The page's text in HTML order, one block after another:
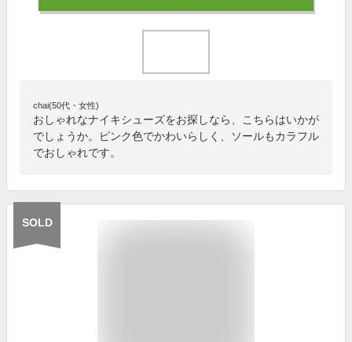
chai(50代・女性)
おしゃれなナイキシューズをお探しなら、こちらはいかが
でしょうか。ピンク色でかわいらしく、ソールもカラフル
でおしゃれです。
SOLD